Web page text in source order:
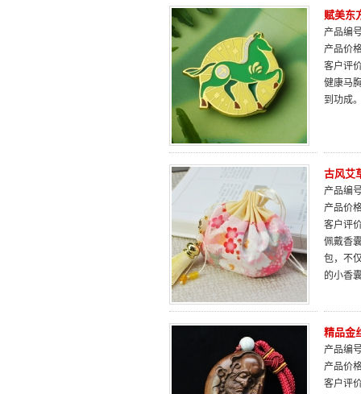
赋美东
产品编
产品价
客户评
健康马
到功成
古风艾
产品编
产品价
客户评
佩戴香
包，不
的小香
精品金
产品编
产品价
客户评